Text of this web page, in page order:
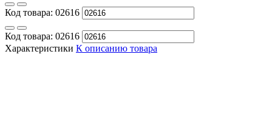
Код товара: 02616
Код товара: 02616
Характеристики К описанию товара